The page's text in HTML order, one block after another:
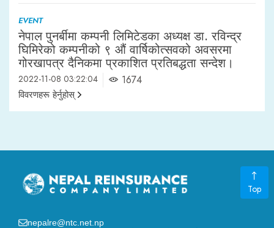
EVENT
नेपाल पुनर्बीमा कम्पनी लिमिटेडका अध्यक्ष डा. रविन्द्र
घिमिरेको कम्पनीको ९ औं वार्षिकोत्सवको अवसरमा
गोरखापत्र दैनिकमा प्रकाशित प्रतिबद्धता सन्देश।
2022-11-08 03:22:04 1674
विवरणहरू हेर्नुहोस्
nepalre@ntc.net.np
Top